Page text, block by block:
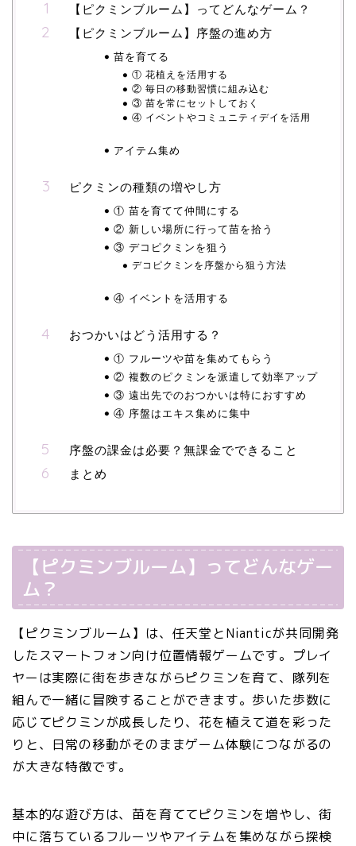
【ピクミンブルーム】ってどんなゲーム？
【ピクミンブルーム】序盤の進め方
苗を育てる
① 花植えを活用する
② 毎日の移動習慣に組み込む
③ 苗を常にセットしておく
④ イベントやコミュニティデイを活用
アイテム集め
ピクミンの種類の増やし方
① 苗を育てて仲間にする
② 新しい場所に行って苗を拾う
③ デコピクミンを狙う
デコピクミンを序盤から狙う方法
④ イベントを活用する
おつかいはどう活用する？
① フルーツや苗を集めてもらう
② 複数のピクミンを派遣して効率アップ
③ 遠出先でのおつかいは特におすすめ
④ 序盤はエキス集めに集中
序盤の課金は必要？無課金でできること
まとめ
【ピクミンブルーム】ってどんなゲー
ム？
【ピクミンブルーム】は、任天堂とNianticが共同開発
したスマートフォン向け位置情報ゲームです。プレイ
ヤーは実際に街を歩きながらピクミンを育て、隊列を
組んで一緒に冒険することができます。歩いた歩数に
応じてピクミンが成長したり、花を植えて道を彩った
りと、日常の移動がそのままゲーム体験につながるの
が大きな特徴です。
基本的な遊び方は、苗を育ててピクミンを増やし、街
中に落ちているフルーツやアイテムを集めながら探検